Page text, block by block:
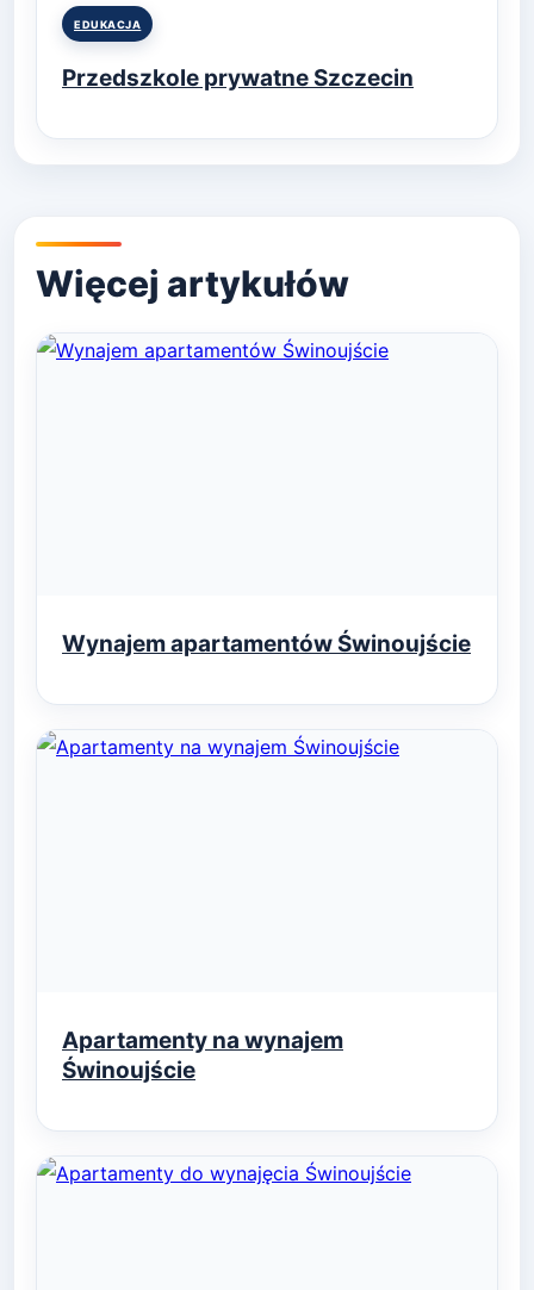
Posted
EDUKACJA
Przedszkole prywatne Szczecin
Wynajem apartamentów Świnoujście
Apartamenty na wynajem
Świnoujście